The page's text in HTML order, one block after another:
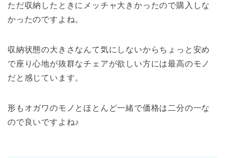
ただ収納したときにメッチャ大きかったので購入しな
かったのですよね。
収納状態の大きさなんて気にしないからちょっと安め
で座り心地が抜群なチェアが欲しい方には最高のモノ
だと感じています。
形もオガワのモノとほとんど一緒で価格は二分の一な
ので良いですよね♪